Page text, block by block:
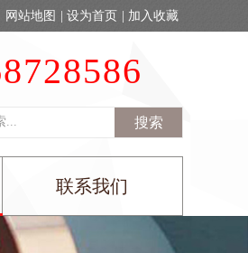
网站地图 设为首页 加入收藏
搜索
联系我们